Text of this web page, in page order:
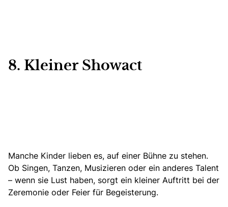
8. Kleiner Showact
Manche Kinder lieben es, auf einer Bühne zu stehen.
Ob Singen, Tanzen, Musizieren oder ein anderes Talent
– wenn sie Lust haben, sorgt ein kleiner Auftritt bei der
Zeremonie oder Feier für Begeisterung.